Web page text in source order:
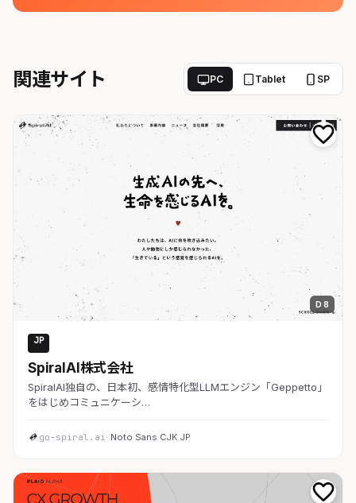
関連サイト PC Tablet SP
D 8
JP
SpiralAI株式会社
SpiralAI独自の、日本初、感情特化型LLMエンジン「Geppetto」
をはじめコミュニケーシ…
go-spiral.ai· Noto Sans CJK JP